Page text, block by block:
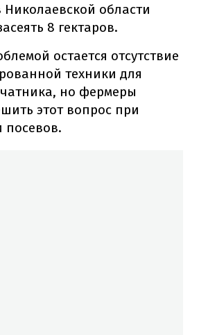
Николаевской области
8 гектаров.
остается отсутствие
техники для
но фермеры
этот вопрос при